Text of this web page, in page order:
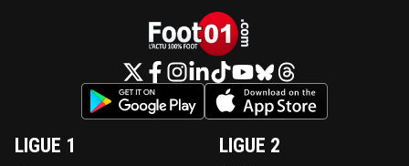
LIGUE 1 LIGUE 2